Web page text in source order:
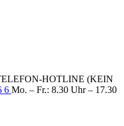
HOTLINE (KEIN
6 Mo. – Fr.: 8.30 Uhr – 17.30